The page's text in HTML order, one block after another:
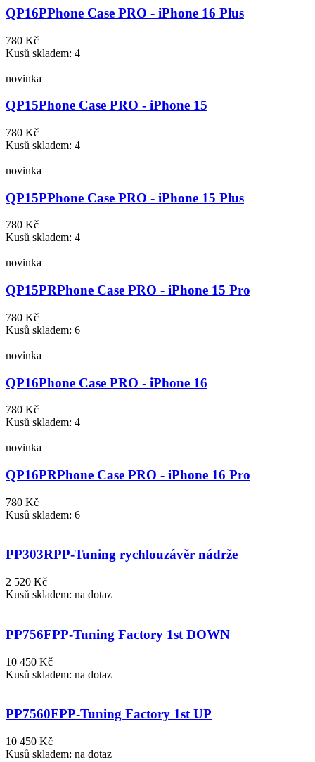
QP16PPhone Case PRO - iPhone 16 Plus
780 Kč
Kusů skladem: 4
novinka
QP15Phone Case PRO - iPhone 15
780 Kč
Kusů skladem: 4
novinka
QP15PPhone Case PRO - iPhone 15 Plus
780 Kč
Kusů skladem: 4
novinka
QP15PRPhone Case PRO - iPhone 15 Pro
780 Kč
Kusů skladem: 6
novinka
QP16Phone Case PRO - iPhone 16
780 Kč
Kusů skladem: 4
novinka
QP16PRPhone Case PRO - iPhone 16 Pro
780 Kč
Kusů skladem: 6
PP303RPP-Tuning rychlouzávěr nádrže
2 520 Kč
Kusů skladem: na dotaz
PP756FPP-Tuning Factory 1st DOWN
10 450 Kč
Kusů skladem: na dotaz
PP7560FPP-Tuning Factory 1st UP
10 450 Kč
Kusů skladem: na dotaz